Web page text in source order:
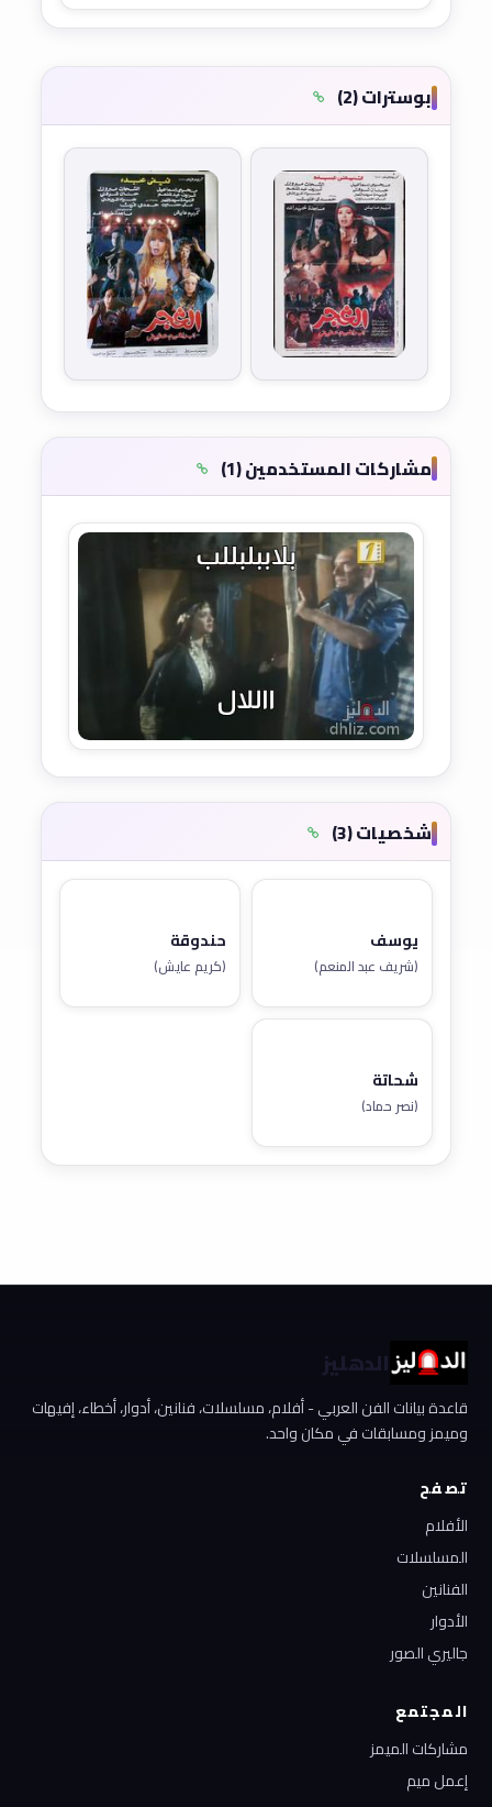
بوسترات (2)
مشاركات المستخدمين (1)
شخصيات (3)
يوسف
(شريف عبد المنعم)
حندوقة
(كريم عايش)
شحاتة
(نصر حماد)
الدهليز
قاعدة بيانات الفن العربي - أفلام، مسلسلات، فنانين، أدوار، أخطاء، إفيهات
وميمز ومسابقات في مكان واحد.
تصفح
الأفلام
المسلسلات
الفنانين
الأدوار
جاليري الصور
المجتمع
مشاركات الميمز
إعمل ميم